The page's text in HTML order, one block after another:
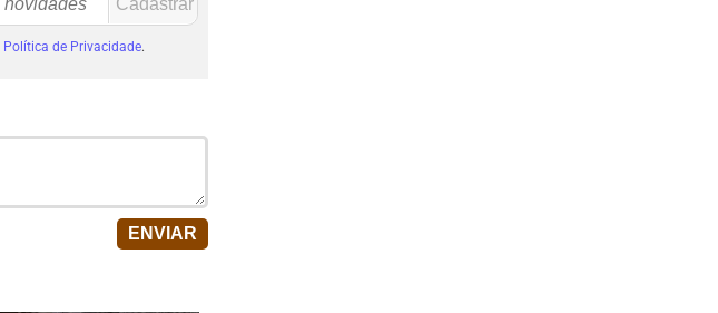
Política de Privacidade.